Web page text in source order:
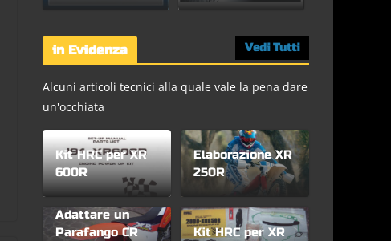
in Evidenza Vedi Tutti
Alcuni articoli tecnici alla quale vale la pena dare
un'occhiata
Kit HRC per XR
600R
Elaborazione XR
250R
Adattare un
Parafango CR
Kit HRC per XR